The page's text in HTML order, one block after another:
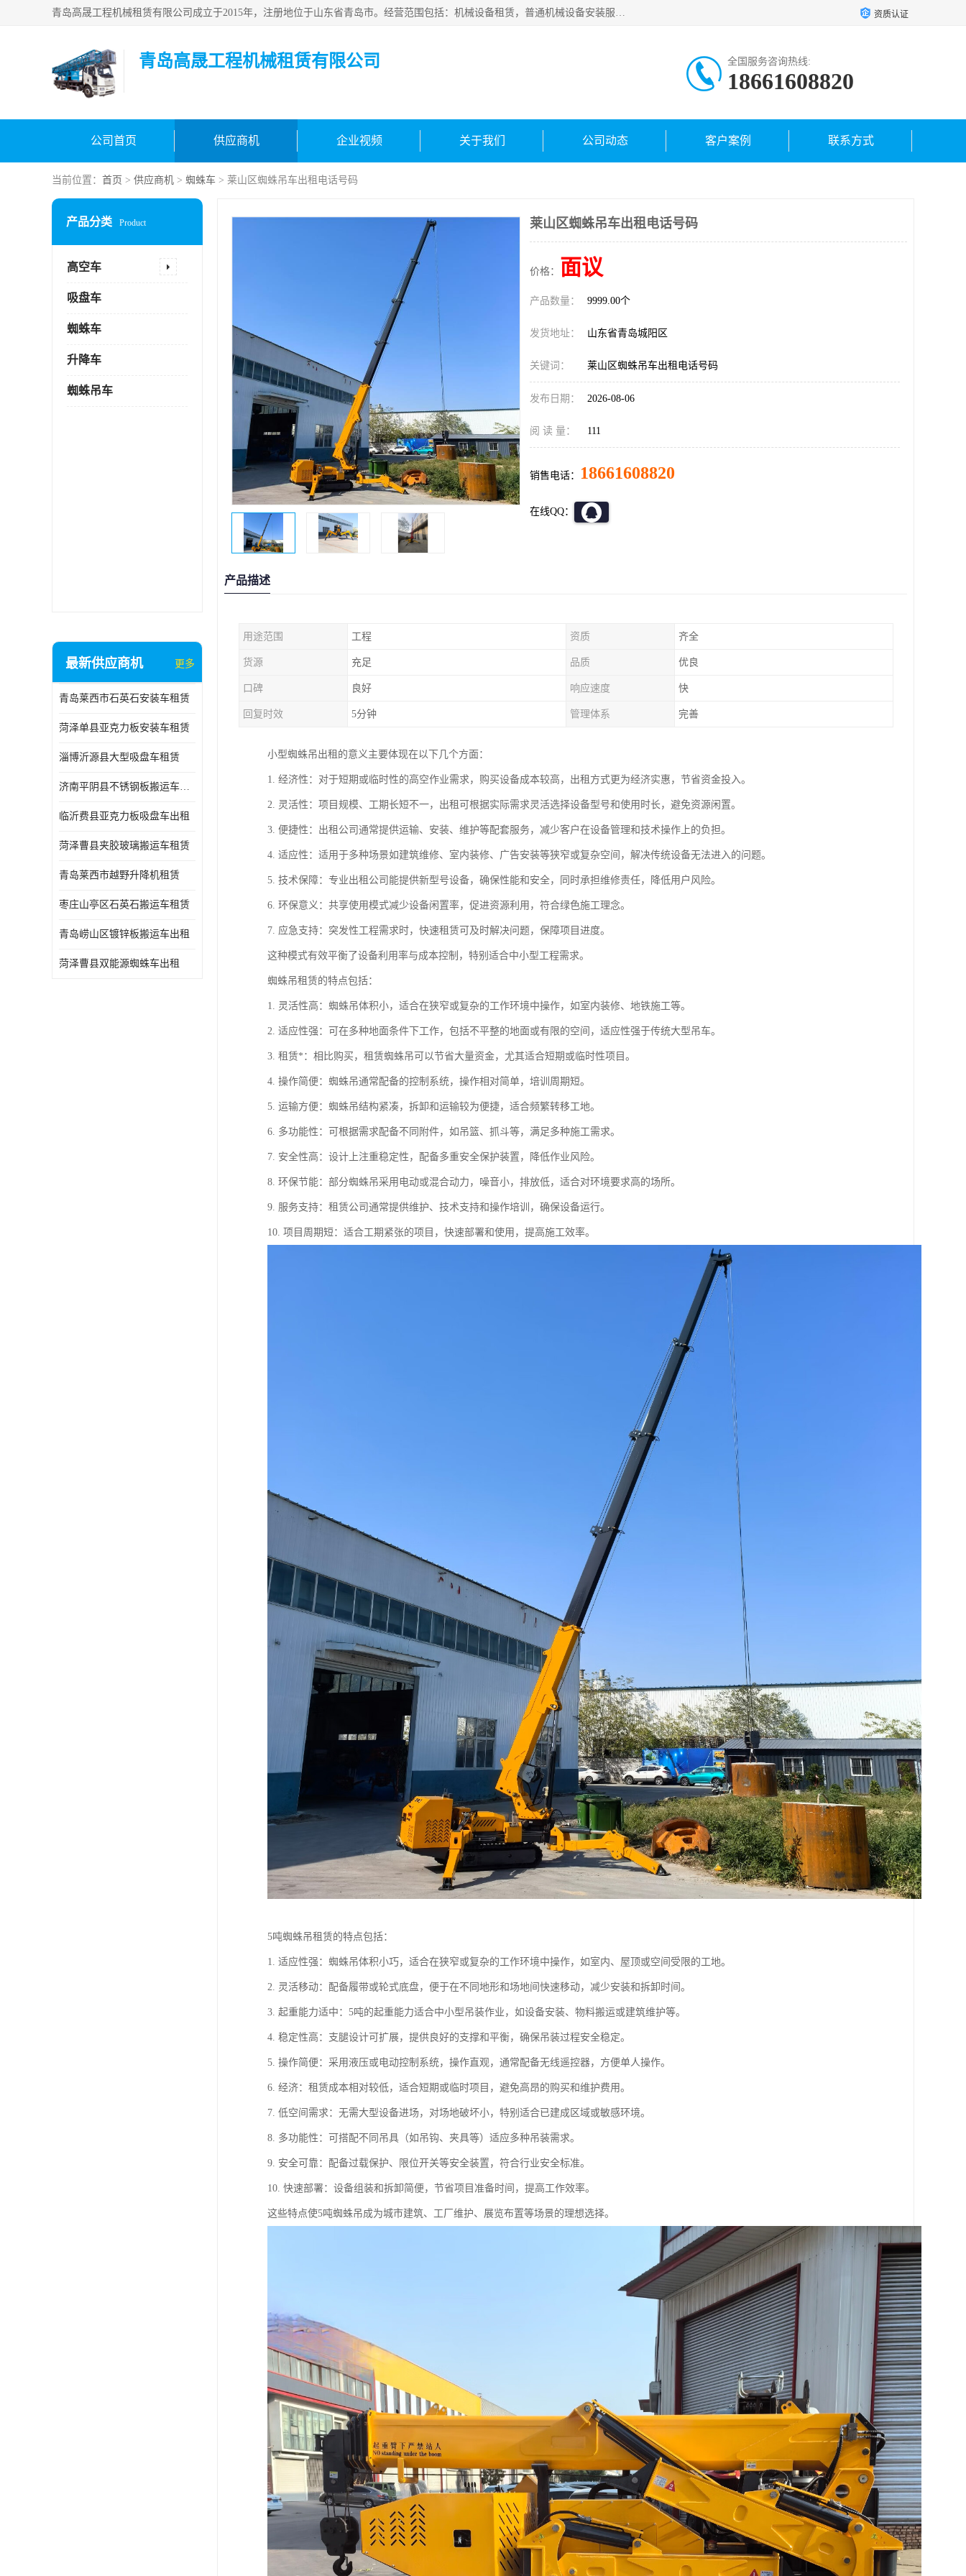
青岛高晟工程机械租赁有限公司成立于2015年，注册地位于山东省青岛市。经营范围包括：机械设备租赁，普通机械设备安装服务，电子、机械设备维护，专用设备修理，通用设备修理，机械设备销售，环境保护专用设备销售，建筑材料销售，专业保洁、清洗、消毒服务，劳动保护用品销售，信息技术咨询服务，汽车拖车、求援、清障服务，物业管理；工程管理服务，货物进出口，技术进出口，汽车销售，新能源汽车整车销售等。 资质认证
青岛高晟工程机械租赁有限公司 全国服务咨询热线:
18661608820
公司首页 供应商机 企业视频 关于我们 公司动态 客户案例 联系方式
当前位置： 首页 > 供应商机 > 蜘蛛车 > 莱山区蜘蛛吊车出租电话号码
产品分类 Product
高空车
吸盘车
蜘蛛车
升降车
蜘蛛吊车
最新供应商机 更多
青岛莱西市石英石安装车租赁
菏泽单县亚克力板安装车租赁
淄博沂源县大型吸盘车租赁
济南平阴县不锈钢板搬运车出租
临沂费县亚克力板吸盘车出租
菏泽曹县夹胶玻璃搬运车租赁
青岛莱西市越野升降机租赁
枣庄山亭区石英石搬运车租赁
青岛崂山区镀锌板搬运车出租
菏泽曹县双能源蜘蛛车出租
莱山区蜘蛛吊车出租电话号码
价格： 面议
产品数量： 9999.00个
发货地址： 山东省青岛城阳区
关键词： 莱山区蜘蛛吊车出租电话号码
发布日期： 2026-08-06
阅 读 量： 111
销售电话： 18661608820
在线QQ：
产品描述
用途范围 工程 资质 齐全
货源 充足 品质 优良
口碑 良好 响应速度 快
回复时效 5分钟 管理体系 完善
小型蜘蛛吊出租的意义主要体现在以下几个方面：
1. 经济性：对于短期或临时性的高空作业需求，购买设备成本较高，出租方式更为经济实惠，节省资金投入。
2. 灵活性：项目规模、工期长短不一，出租可根据实际需求灵活选择设备型号和使用时长，避免资源闲置。
3. 便捷性：出租公司通常提供运输、安装、维护等配套服务，减少客户在设备管理和技术操作上的负担。
4. 适应性：适用于多种场景如建筑维修、室内装修、广告安装等狭窄或复杂空间，解决传统设备无法进入的问题。
5. 技术保障：专业出租公司能提供新型号设备，确保性能和安全，同时承担维修责任，降低用户风险。
6. 环保意义：共享使用模式减少设备闲置率，促进资源利用，符合绿色施工理念。
7. 应急支持：突发性工程需求时，快速租赁可及时解决问题，保障项目进度。
这种模式有效平衡了设备利用率与成本控制，特别适合中小型工程需求。
蜘蛛吊租赁的特点包括：
1. 灵活性高：蜘蛛吊体积小，适合在狭窄或复杂的工作环境中操作，如室内装修、地铁施工等。
2. 适应性强：可在多种地面条件下工作，包括不平整的地面或有限的空间，适应性强于传统大型吊车。
3. 租赁*：相比购买，租赁蜘蛛吊可以节省大量资金，尤其适合短期或临时性项目。
4. 操作简便：蜘蛛吊通常配备的控制系统，操作相对简单，培训周期短。
5. 运输方便：蜘蛛吊结构紧凑，拆卸和运输较为便捷，适合频繁转移工地。
6. 多功能性：可根据需求配备不同附件，如吊篮、抓斗等，满足多种施工需求。
7. 安全性高：设计上注重稳定性，配备多重安全保护装置，降低作业风险。
8. 环保节能：部分蜘蛛吊采用电动或混合动力，噪音小，排放低，适合对环境要求高的场所。
9. 服务支持：租赁公司通常提供维护、技术支持和操作培训，确保设备运行。
10. 项目周期短：适合工期紧张的项目，快速部署和使用，提高施工效率。
5吨蜘蛛吊租赁的特点包括：
1. 适应性强：蜘蛛吊体积小巧，适合在狭窄或复杂的工作环境中操作，如室内、屋顶或空间受限的工地。
2. 灵活移动：配备履带或轮式底盘，便于在不同地形和场地间快速移动，减少安装和拆卸时间。
3. 起重能力适中：5吨的起重能力适合中小型吊装作业，如设备安装、物料搬运或建筑维护等。
4. 稳定性高：支腿设计可扩展，提供良好的支撑和平衡，确保吊装过程安全稳定。
5. 操作简便：采用液压或电动控制系统，操作直观，通常配备无线遥控器，方便单人操作。
6. 经济：租赁成本相对较低，适合短期或临时项目，避免高昂的购买和维护费用。
7. 低空间需求：无需大型设备进场，对场地破坏小，特别适合已建成区域或敏感环境。
8. 多功能性：可搭配不同吊具（如吊钩、夹具等）适应多种吊装需求。
9. 安全可靠：配备过载保护、限位开关等安全装置，符合行业安全标准。
10. 快速部署：设备组装和拆卸简便，节省项目准备时间，提高工作效率。
这些特点使5吨蜘蛛吊成为城市建筑、工厂维护、展览布置等场景的理想选择。